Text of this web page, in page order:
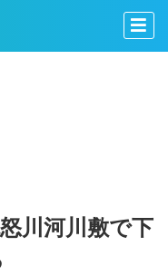
川河川敷で下